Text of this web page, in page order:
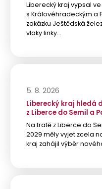
Liberecký kraj vypsal
s Královéhradeckým a
zakázku Ještědská
vlaky linky…
5. 8. 2026
Liberecký kraj hledá
z Liberce do Semil a
Na tratě z Liberce do
2029 měly vyjet zcela
kraj zahájil výběr